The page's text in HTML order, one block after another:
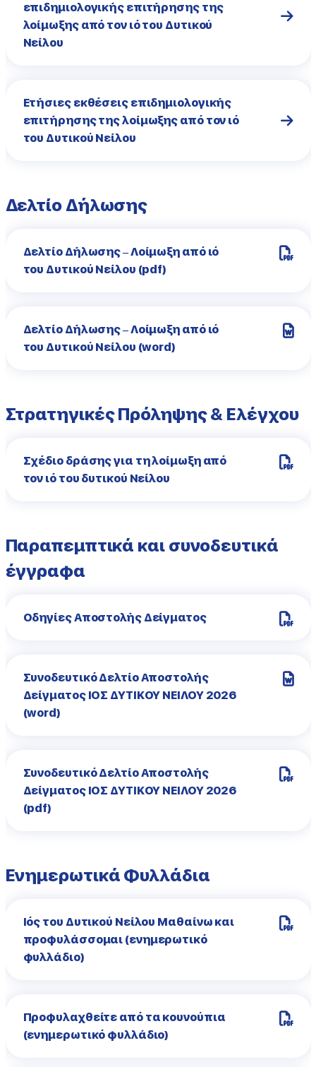
επιδημιολογικής επιτήρησης της
λοίμωξης από τον ιό του Δυτικού
Νείλου
Ετήσιες εκθέσεις επιδημιολογικής
επιτήρησης της λοίμωξης από τον ιό
του Δυτικού Νείλου
Δελτίο Δήλωσης
Δελτίο Δήλωσης – Λοίμωξη από ιό
του Δυτικού Νείλου (pdf)
Δελτίο Δήλωσης – Λοίμωξη από ιό
του Δυτικού Νείλου (word)
Στρατηγικές Πρόληψης & Ελέγχου
Σχέδιο δράσης για τη λοίμωξη από
τον ιό του δυτικού Νείλου
Παραπεμπτικά και συνοδευτικά
έγγραφα
Οδηγίες Αποστολής Δείγματος
Συνοδευτικό Δελτίο Αποστολής
Δείγματος ΙΟΣ ΔΥΤΙΚΟΥ ΝΕΙΛΟΥ 2026
(word)
Συνοδευτικό Δελτίο Αποστολής
Δείγματος ΙΟΣ ΔΥΤΙΚΟΥ ΝΕΙΛΟΥ 2026
(pdf)
Ενημερωτικά Φυλλάδια
Ιός του Δυτικού Νείλου Μαθαίνω και
προφυλάσσομαι (ενημερωτικό
φυλλάδιο)
Προφυλαχθείτε από τα κουνούπια
(ενημερωτικό φυλλάδιο)